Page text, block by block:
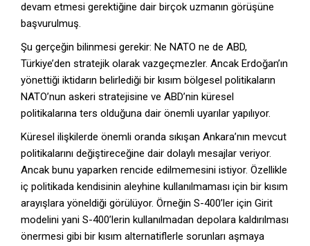
devam etmesi gerektiğine dair birçok uzmanın görüşüne
başvurulmuş.
Şu gerçeğin bilinmesi gerekir: Ne NATO ne de ABD,
Türkiye’den stratejik olarak vazgeçmezler. Ancak Erdoğan’ın
yönettiği iktidarın belirlediği bir kısım bölgesel politikaların
NATO’nun askeri stratejisine ve ABD’nin küresel
politikalarına ters olduğuna dair önemli uyarılar yapılıyor.
Küresel ilişkilerde önemli oranda sıkışan Ankara’nın mevcut
politikalarını değiştireceğine dair dolaylı mesajlar veriyor.
Ancak bunu yaparken rencide edilmemesini istiyor. Özellikle
iç politikada kendisinin aleyhine kullanılmaması için bir kısım
arayışlara yöneldiği görülüyor. Örneğin S-400’ler için Girit
modelini yani S-400’lerin kullanılmadan depolara kaldırılması
önermesi gibi bir kısım alternatiflerle sorunları aşmaya